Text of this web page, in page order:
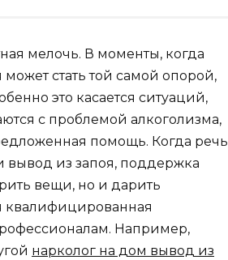
мелочь. В моменты, когда
стать той самой опорой,
это касается ситуаций,
с проблемой алкоголизма,
помощь. Когда речь
вывод из запоя, поддержка
вещи, но и дарить
квалифицированная
Например,
нарколог на дом вывод из